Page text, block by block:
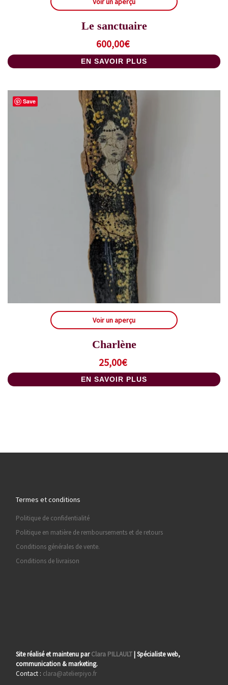
Le sanctuaire
600,00€
EN SAVOIR PLUS
Save
Voir un aperçu
Charlène
25,00€
EN SAVOIR PLUS
Termes et conditions
Politique de confidentialité
Politique en matière de remboursements et de retours
Conditions générales de vente.
Conditions de livraison
Site réalisé et maintenu parClara PILLAULT | Spécialiste web,
communication & marketing.
Contact : clara@atelierpiyo.fr